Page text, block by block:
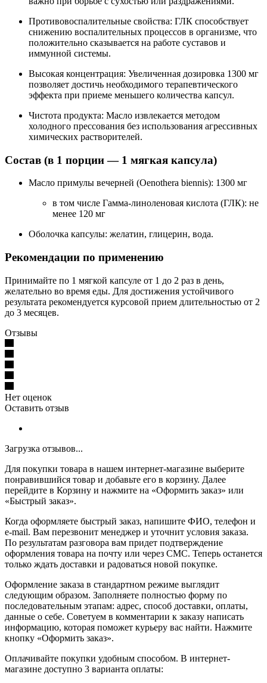
Противовоспалительные свойства: ГЛК способствует
снижению воспалительных процессов в организме, что
положительно сказывается на работе суставов и
иммунной системы.
Высокая концентрация: Увеличенная дозировка 1300 мг
позволяет достичь необходимого терапевтического
эффекта при приеме меньшего количества капсул.
Чистота продукта: Масло извлекается методом
холодного прессования без использования агрессивных
химических растворителей.
Состав (в 1 порции — 1 мягкая капсула)
Масло примулы вечерней (Oenothera biennis): 1300 мг
в том числе Гамма-линоленовая кислота (ГЛК): не
менее 120 мг
Оболочка капсулы: желатин, глицерин, вода.
Рекомендации по применению
Принимайте по 1 мягкой капсуле от 1 до 2 раз в день,
желательно во время еды. Для достижения устойчивого
результата рекомендуется курсовой прием длительностью от 2
до 3 месяцев.
Отзывы
Нет оценок
Оставить отзыв
Загрузка отзывов...
Для покупки товара в нашем интернет-магазине выберите
понравившийся товар и добавьте его в корзину. Далее
перейдите в Корзину и нажмите на «Оформить заказ» или
«Быстрый заказ».
Когда оформляете быстрый заказ, напишите ФИО, телефон и
e-mail. Вам перезвонит менеджер и уточнит условия заказа.
По результатам разговора вам придет подтверждение
оформления товара на почту или через СМС. Теперь останется
только ждать доставки и радоваться новой покупке.
Оформление заказа в стандартном режиме выглядит
следующим образом. Заполняете полностью форму по
последовательным этапам: адрес, способ доставки, оплаты,
данные о себе. Советуем в комментарии к заказу написать
информацию, которая поможет курьеру вас найти. Нажмите
кнопку «Оформить заказ».
Оплачивайте покупки удобным способом. В интернет-
магазине доступно 3 варианта оплаты: